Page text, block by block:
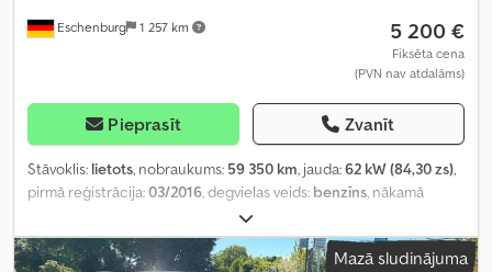
Eschenburg 1 257 km 5 200 €
Fiksēta cena
(PVN nav atdalāms)
Pieprasīt Zvanīt
Stāvoklis: lietots, nobraukums: 59 350 km, jauda:62 kW (84,30 zs),
pirmā reģistrācija:03/2016, degvielas veids: benzīns, nākamā
melns
mehānisks, emisijas klase:Euro 6, sēdvietu skaits:5, Aprīkojums:
ABS, centrālā atslēga, elektroniskā stabilitātes programma
Mazā sludinājuma